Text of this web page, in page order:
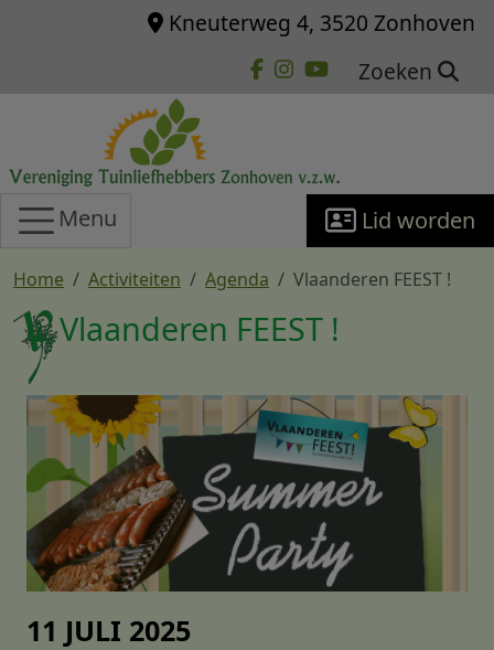
Overslaan en naar de inhoud gaanKneuterweg 4, 3520 Zonhoven
Zoeken
Menu Lid worden
Home Activiteiten Agenda Vlaanderen FEEST !
Vlaanderen FEEST !
11 JULI 2025